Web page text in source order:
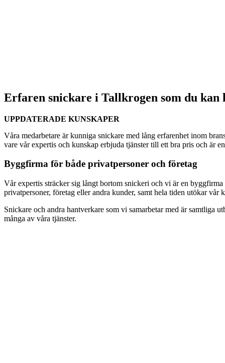
Erfaren snickare i Tallkrogen som du kan
UPPDATERADE KUNSKAPER
Våra medarbetare är kunniga snickare med lång erfarenhet inom
vare vår expertis och kunskap erbjuda tjänster till ett bra pris och är
Byggfirma för både privatpersoner och företag
Vår expertis sträcker sig långt bortom snickeri och vi är en
privatpersoner, företag eller andra kunder, samt hela tiden utökar vår
Snickare och andra hantverkare som vi samarbetar med är samtliga
många av våra tjänster.